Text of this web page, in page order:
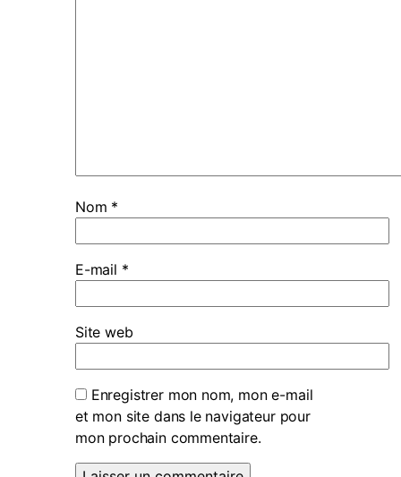
Nom *
E-mail *
Site web
Enregistrer mon nom, mon e-mail
et mon site dans le navigateur pour
mon prochain commentaire.